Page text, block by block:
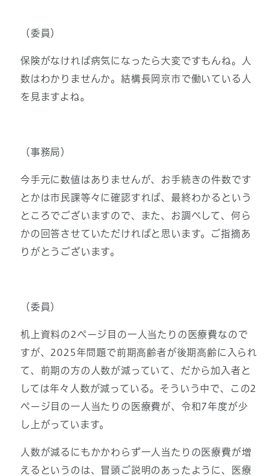
（委員）
保険がなければ病気になったら大変ですもんね。人
数はわかりませんか。結構長岡京市で働いている人
を見ますよね。
（事務局）
今手元に数値はありませんが、お手続きの件数です
とかは市民課等々に確認すれば、最終わかるという
ところでございますので、また、お調べして、何ら
かの回答させていただければと思います。ご指摘あ
りがとうございます。
（委員）
机上資料の2ページ目の一人当たりの医療費なので
すが、2025年問題で前期高齢者が後期高齢に入られ
て、前期の方の人数が減っていて、だから加入者と
しては年々人数が減っている。そういう中で、この2
ページ目の一人当たりの医療費が、令和7年度が少
し上がっています。
人数が減るにもかかわらず一人当たりの医療費が増
えるというのは、冒頭ご説明のあったように、医療